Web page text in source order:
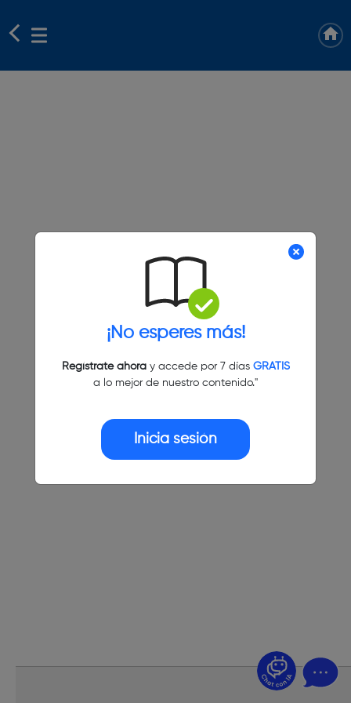
¡No esperes más!
Regístrate ahoray accede por 7 días GRATIS
a lo mejor de nuestro contenido."
Inicia sesión